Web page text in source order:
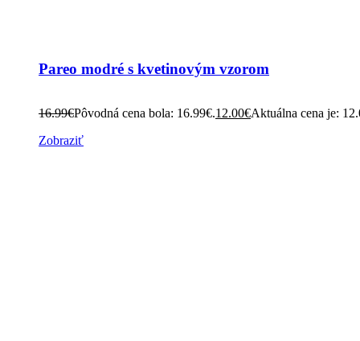
Pareo modré s kvetinovým vzorom
16.99€Pôvodná cena bola: 16.99€.12.00€Aktuálna cena je:
Zobraziť